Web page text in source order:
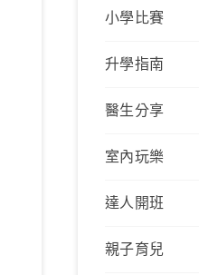
小學比賽
升學指南
醫生分享
室內玩樂
達人開班
親子育兒